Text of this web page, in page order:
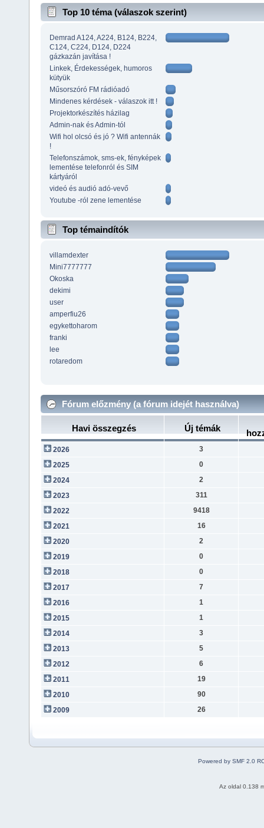
Top 10 téma (válaszok szerint)
Demrad A124, A224, B124, B224,
C124, C224, D124, D224
gázkazán javítása !
Linkek, Érdekességek, humoros
kütyük
Műsorszóró FM rádióadó
Mindenes kérdések - válaszok itt !
Projektorkészítés házilag
Admin-nak és Admin-tól
Wifi hol olcsó és jó ? Wifi antennák
!
Telefonszámok, sms-ek, fényképek
lementése telefonról és SIM
kártyáról
videó és audió adó-vevő
Youtube -ról zene lementése
Top témaindítók
villamdexter
Mini7777777
Okoska
dekimi
user
amperfiu26
egykettoharom
franki
lee
rotaredom
Fórum előzmény (a fórum idejét használva)
Havi összegzés Új témák
2026
3
2025
0
2024
2
2023
311
2022
9418
2021
16
2020
2
2019
0
2018
0
2017
7
2016
1
2015
1
2014
3
2013
5
2012
6
2011
19
2010
90
2009
26
Powered by SMF 2.0
Az oldal 0.138